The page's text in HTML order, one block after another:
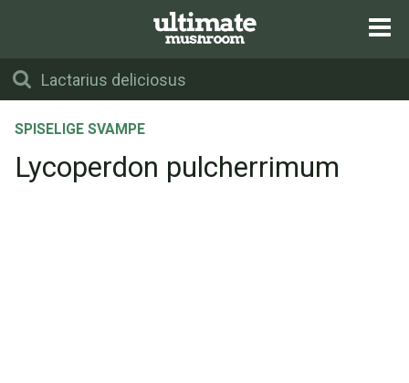
SPISELIGE SVAMPE
Lycoperdon pulcherrimum